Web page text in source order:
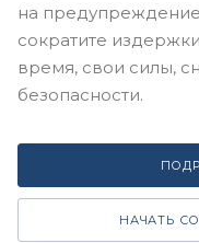
на
сократите
время, свои силы,
безопасности.
НАЧАТЬ